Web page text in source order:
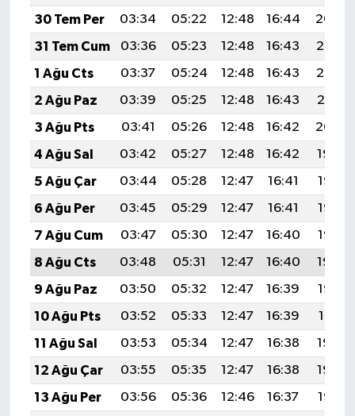
30 Tem Per
03:34 05:22 12:48 16:44
20:04
31 Tem Cum
03:36 05:23 12:48 16:43
20:03
1 Ağu Cts
03:37 05:24 12:48 16:43
20:02
2 Ağu Paz
03:39 05:25 12:48 16:43
20:01
3 Ağu Pts
03:41 05:26 12:48 16:42
20:00
4 Ağu Sal
03:42 05:27 12:48 16:42
19:59
5 Ağu Çar
03:44 05:28 12:47 16:41
19:57
6 Ağu Per
03:45 05:29 12:47 16:41
19:56
7 Ağu Cum
03:47 05:30 12:47 16:40
19:55
8 Ağu Cts
03:48 05:31 12:47 16:40
19:54
9 Ağu Paz
03:50 05:32 12:47 16:39
19:52
10 Ağu Pts
03:52 05:33 12:47 16:39
19:51
11 Ağu Sal
03:53 05:34 12:47 16:38
19:50
12 Ağu Çar
03:55 05:35 12:47 16:38
19:48
13 Ağu Per
03:56 05:36 12:46 16:37
19:47